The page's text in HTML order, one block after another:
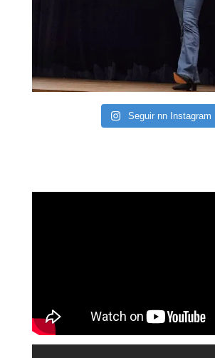
Seguir nn Instagram